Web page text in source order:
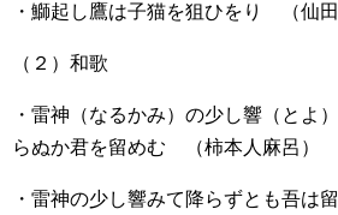
・鰤起し鷹は子猫を狙ひをり （仙田
（２）和歌
・雷神（なるかみ）の少し響（とよ
らぬか君を留めむ （柿本人麻呂）
・雷神の少し響みて降らずとも吾は